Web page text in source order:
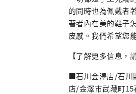
的同時也為佩戴者
著者內在美的鞋子
皮感。我們希望您
【了解更多信息，
■石川金澤店/石川
店/金澤市武藏町